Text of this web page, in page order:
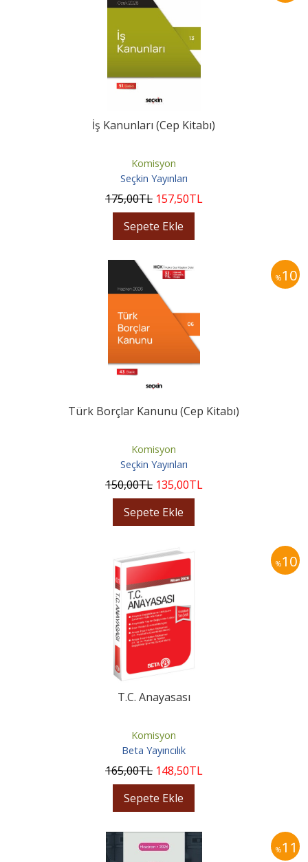
İş Kanunları (Cep Kitabı)
Komisyon
Seçkin Yayınları
175,00TL 157,50TL
Sepete Ekle
%10
Türk Borçlar Kanunu (Cep Kitabı)
Komisyon
Seçkin Yayınları
150,00TL 135,00TL
Sepete Ekle
%10
T.C. Anayasası
Komisyon
Beta Yayıncılık
165,00TL 148,50TL
Sepete Ekle
%11